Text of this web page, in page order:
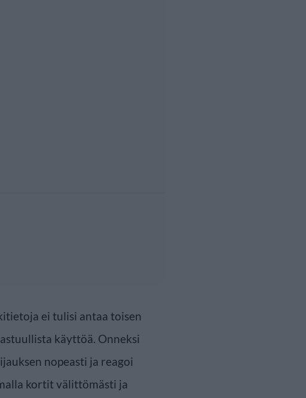
ei tulisi antaa toisen
käyttöä. Onneksi
nopeasti ja reagoi
kortit välittömästi ja